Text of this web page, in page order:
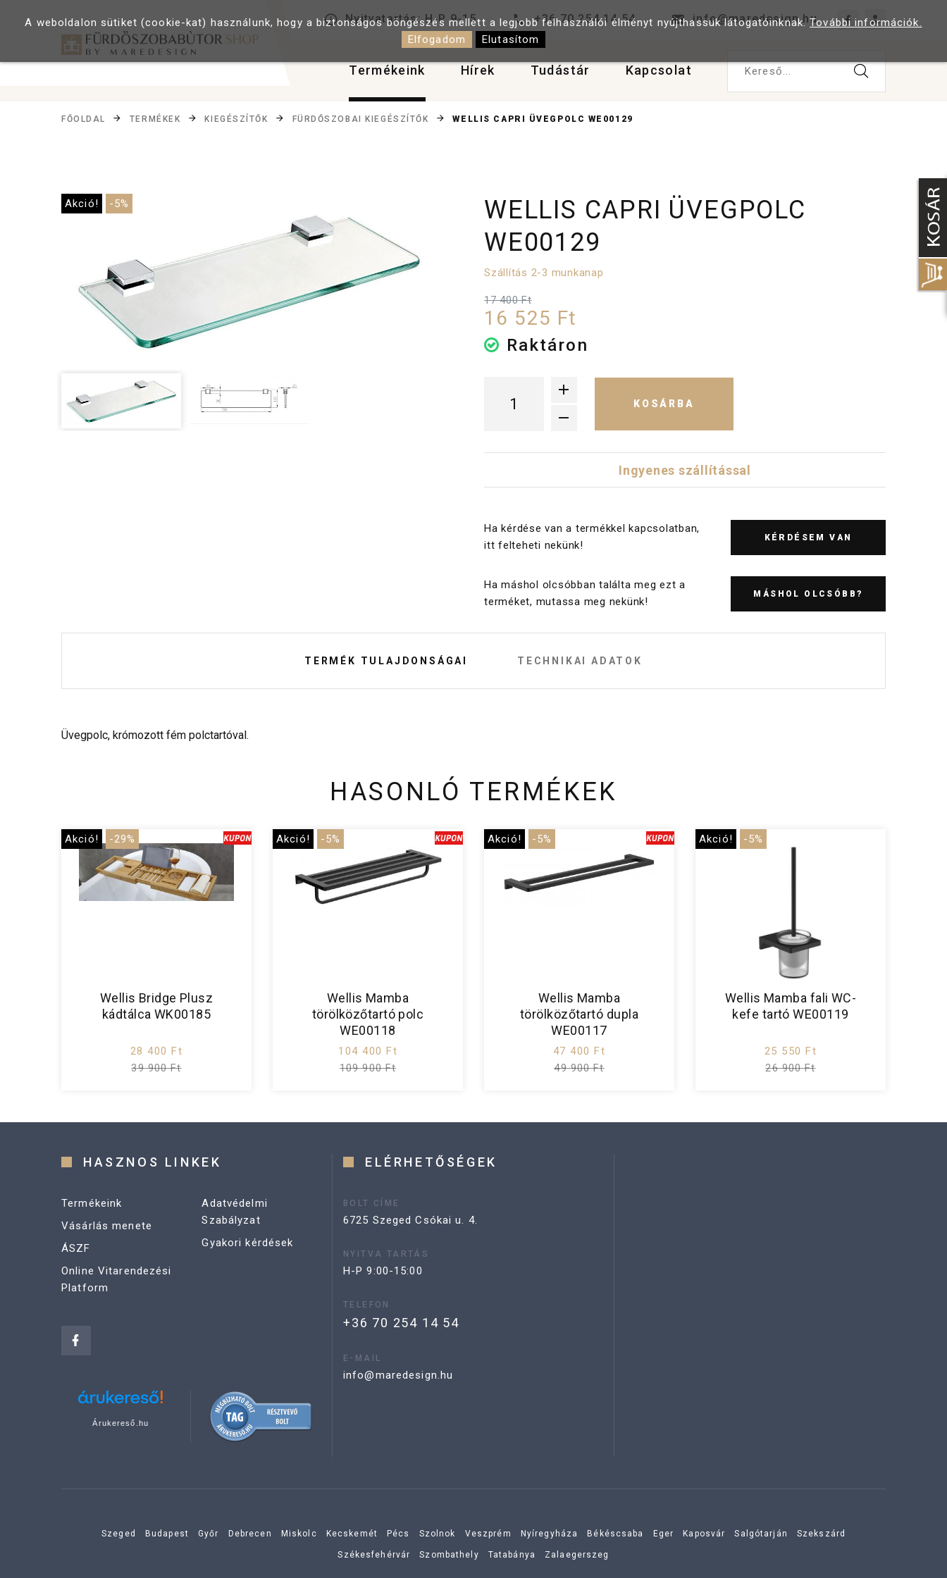
Nyitvatartás: H-P 9-15 +36 70 254 14 54 info@maredesign.hu
Termékeink Hírek Tudástár Kapcsolat Kereső...
FŐOLDAL TERMÉKEK KIEGÉSZÍTŐK FÜRDŐSZOBAI KIEGÉSZÍTŐK WELLIS CAPRI ÜVEGPOLC WE00129
Akció! -5%
WELLIS CAPRI ÜVEGPOLC
WE00129
Szállítás 2-3 munkanap
17 400 Ft
16 525 Ft
Raktáron
KOSÁRBA
Ingyenes szállítással
Ha kérdése van a termékkel kapcsolatban,
itt felteheti nekünk!
KÉRDÉSEM VAN
Ha máshol olcsóbban találta meg ezt a
terméket, mutassa meg nekünk!
MÁSHOL OLCSÓBB?
TERMÉK TULAJDONSÁGAI TECHNIKAI ADATOK
Üvegpolc, krómozott fém polctartóval.
HASONLÓ TERMÉKEK
Akció! -29%
Wellis Bridge Plusz
kádtálca WK00185
28 400 Ft
39 900 Ft
Akció! -5%
Wellis Mamba
törölközőtartó polc
WE00118
104 400 Ft
109 900 Ft
Akció! -5%
Wellis Mamba
törölközőtartó dupla
WE00117
47 400 Ft
49 900 Ft
Akció! -5%
Wellis Mamba fali WC-
kefe tartó WE00119
25 550 Ft
26 900 Ft
HASZNOS LINKEK
Termékeink
Vásárlás menete
ÁSZF
Online Vitarendezési
Platform
Adatvédelmi
Szabályzat
Gyakori kérdések
Árukereső.hu
ELÉRHETŐSÉGEK
BOLT CÍME
6725 Szeged Csókai u. 4.
NYITVA TARTÁS
H-P 9:00-15:00
TELEFON
+36 70 254 14 54
E-MAIL
info@maredesign.hu
Szeged Budapest Győr Debrecen Miskolc Kecskemét Pécs Szolnok Veszprém Nyíregyháza Békéscsaba Eger Kaposvár Salgótarján Szekszárd
Székesfehérvár Szombathely Tatabánya Zalaegerszeg
A weboldalon sütiket (cookie-kat) használunk, hogy a biztonságos böngészés mellett a legjobb felhasználói élményt nyújthassuk látogatóinknak.További információk.
Elfogadom
Elutasítom